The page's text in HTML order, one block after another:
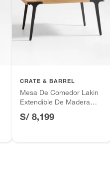
CRATE & BARREL
Mesa De Comedor Lakin
Extendible De Madera
Puestos)
S/ 8,199